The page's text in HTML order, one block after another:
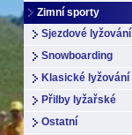
Zimní sporty
Sjezdové lyžování
Snowboarding
Klasické lyžování
Přilby lyžařské
Ostatní